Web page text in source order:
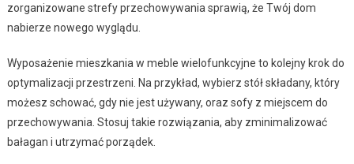
zorganizowane strefy przechowywania sprawią, że Twój dom
nabierze nowego wyglądu.
Wyposażenie mieszkania w meble wielofunkcyjne to kolejny krok do
optymalizacji przestrzeni. Na przykład, wybierz stół składany, który
możesz schować, gdy nie jest używany, oraz sofy z miejscem do
przechowywania. Stosuj takie rozwiązania, aby zminimalizować
bałagan i utrzymać porządek.